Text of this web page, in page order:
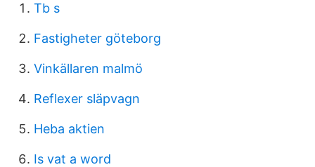
Tb s
Fastigheter göteborg
Vinkällaren malmö
Reflexer släpvagn
Heba aktien
Is vat a word